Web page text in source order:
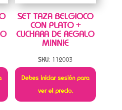
SET TAZA BELGIOCO
CON PLATO +
CUCHARA DE REGALO
MINNIE
SKU: 112003
Debes iniciar sesión para
ver el precio.